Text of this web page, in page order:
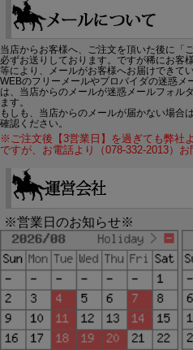
当店からお客様へ、ご注文を頂いた後に「
必ずお送りしております。ですが稀にお客
等により、メールがお客様へお届けできて
WEBのフリーメールやプロバイダの迷惑メ
は、当店からのメールが迷惑メールフォル
ます。
もしも、当店からのメールが届かない場合
確認ください。
※ご注文後【3営業日】を過ぎても弊社
ですが、お電話より（078-332-2013）お
※営業日のお知らせ※